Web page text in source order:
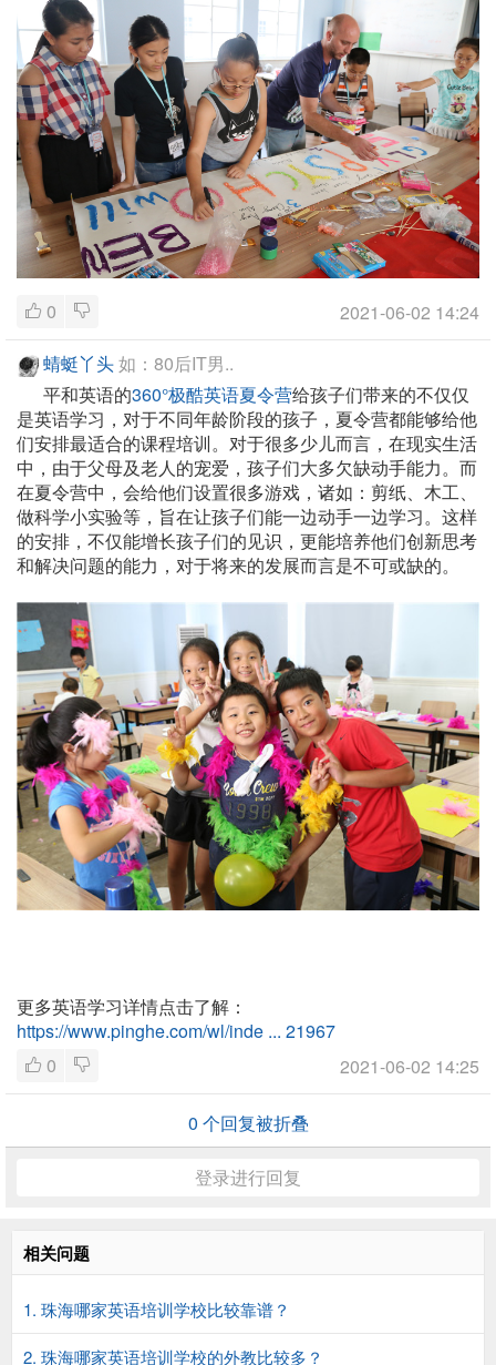
0
2021-06-02 14:24
蜻蜓丫头如：80后IT男..
平和英语的360°极酷英语夏令营给孩子们带来的不仅仅
是英语学习，对于不同年龄阶段的孩子，夏令营都能够给他
们安排最适合的课程培训。对于很多少儿而言，在现实生活
中，由于父母及老人的宠爱，孩子们大多欠缺动手能力。而
在夏令营中，会给他们设置很多游戏，诸如：剪纸、木工、
做科学小实验等，旨在让孩子们能一边动手一边学习。这样
的安排，不仅能增长孩子们的见识，更能培养他们创新思考
和解决问题的能力，对于将来的发展而言是不可或缺的。
更多英语学习详情点击了解：
https://www.pinghe.com/wl/inde ... 21967
0
2021-06-02 14:25
0 个回复被折叠
登录进行回复
相关问题
1. 珠海哪家英语培训学校比较靠谱？
2. 珠海哪家英语培训学校的外教比较多？